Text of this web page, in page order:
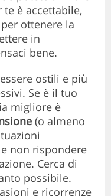
è accettabile,
ottenere la
in
bene.
ostili e più
Se è il tuo
migliore è
(o almeno
non rispondere
Cerca di
possibile.
e ricorrenze